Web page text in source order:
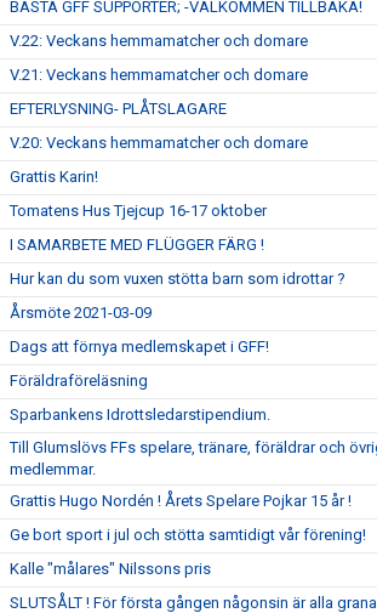
BÄSTA GFF SUPPORTER; -VÄLKOMMEN TILLBAKA!
V.22: Veckans hemmamatcher och domare
V.21: Veckans hemmamatcher och domare
EFTERLYSNING- PLÅTSLAGARE
V.20: Veckans hemmamatcher och domare
Grattis Karin!
Tomatens Hus Tjejcup 16-17 oktober
I SAMARBETE MED FLÜGGER FÄRG !
Hur kan du som vuxen stötta barn som idrottar ?
Årsmöte 2021-03-09
Dags att förnya medlemskapet i GFF!
Föräldraföreläsning
Sparbankens Idrottsledarstipendium.
Till Glumslövs FFs spelare, tränare, föräldrar och
medlemmar.
Grattis Hugo Nordén ! Årets Spelare Pojkar 15 år !
Ge bort sport i jul och stötta samtidigt vår förening!
Kalle "målares" Nilssons pris
SLUTSÅLT ! För första gången någonsin är alla